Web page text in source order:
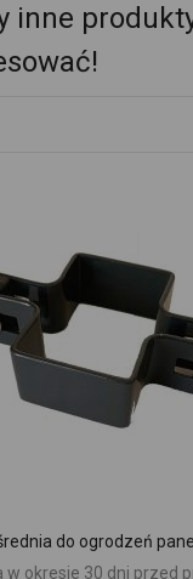
inne
do ogrodzeń
w okresie 30 dni przed